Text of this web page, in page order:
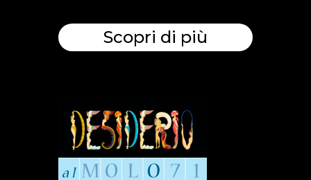
Scopri di più